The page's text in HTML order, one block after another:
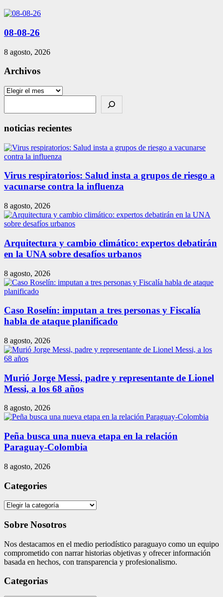
08-08-26
8 agosto, 2026
Archivos
Archivos
noticias recientes
Virus respiratorios: Salud insta a grupos de riesgo a
vacunarse contra la influenza
8 agosto, 2026
Arquitectura y cambio climático: expertos debatirán
en la UNA sobre desafíos urbanos
8 agosto, 2026
Caso Roselín: imputan a tres personas y Fiscalía
habla de ataque planificado
8 agosto, 2026
Murió Jorge Messi, padre y representante de Lionel
Messi, a los 68 años
8 agosto, 2026
Peña busca una nueva etapa en la relación
Paraguay-Colombia
8 agosto, 2026
Categories
Categories
Sobre Nosotros
Nos destacamos en el medio periodístico paraguayo como un equipo
comprometido con narrar historias objetivas y ofrecer información
basada en hechos, con transparencia y profesionalismo.
Categorias